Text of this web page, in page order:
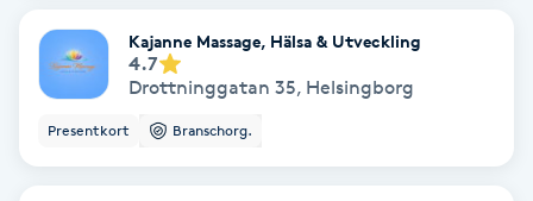
Vårtor
Yin Yoga
Kajanne Massage, Hälsa & Utveckling
4.7
Drottninggatan 35, Helsingborg
Presentkort Branschorg.